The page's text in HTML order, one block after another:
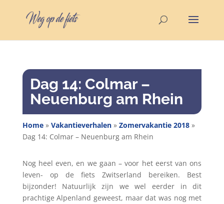
Dag 14: Colmar –
Neuenburg am Rhein
Home» Vakantieverhalen» Zomervakantie 2018»
Dag 14: Colmar – Neuenburg am Rhein
Nog heel even, en we gaan – voor het eerst van ons
leven- op de fiets Zwitserland bereiken. Best
bijzonder! Natuurlijk zijn we wel eerder in dit
prachtige Alpenland geweest, maar dat was nog met